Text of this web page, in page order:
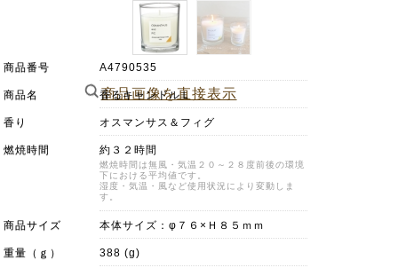
商品画像を直接表示
商品番号 A4790535
商品名 香るキャンドルＬ
香り オスマンサス＆フィグ
燃焼時間 約３２時間
燃焼時間は無風・気温２０～２８度前後の環境
下における平均値です。
湿度・気温・風など使用状況により変動しま
す。
商品サイズ 本体サイズ：φ７６×Ｈ８５ｍｍ
重量（ｇ） 388 (g)